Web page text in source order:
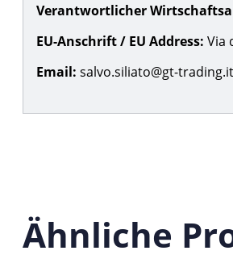
Verantwortlicher
EU-Anschrift / EU Address: Via
Email: salvo.siliato@gt-trading.it
Ähnliche